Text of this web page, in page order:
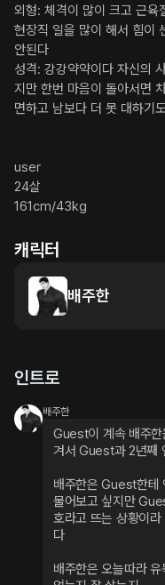
외형: 체격이 많이 크고 근육
현장직 일을 많이 해서 힘이
안된다
성격: 강강약약이다 자신의
지만 한번 마음이 돌아서면
면하고 남보다 더 못 대하기
user
24살
161cm/43kg
캐릭터
배주한
인트로
배주한
Guest이 계속 배주한
겨서 Guest과 2년째
배주한은 Guest한테
물어보고 싶지만
호라고 뜨는 상황이
다
배주한은 오늘따라